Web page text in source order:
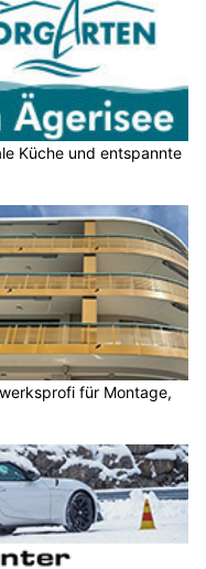
Küche und entspannte
für Montage,